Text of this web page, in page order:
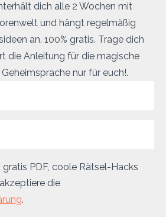
dich alle 2 Wochen mit
und hängt regelmäßig
an. 100% gratis. Trage dich
die Anleitung für die magische
nur für euch!.
gratis PDF, coole Rätsel-Hacks
die
.